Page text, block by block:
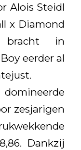
Alois Steidl
x Diamond
bracht in
eerder al
zesjarigen
Dankzij